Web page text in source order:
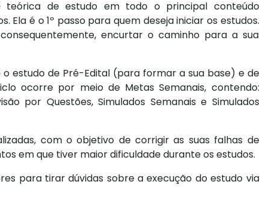
teórica de estudo em todo o principal conteúdo
é o 1º passo para quem deseja iniciar os estudos.
encurtar o caminho para a sua
estudo de Pré-Edital (para formar a sua base) e de
ocorre por meio de Metas Semanais, contendo:
por Questões, Simulados Semanais e Simulados
com o objetivo de corrigir as suas falhas de
em que tiver maior dificuldade durante os estudos.
para tirar dúvidas sobre a execução do estudo via